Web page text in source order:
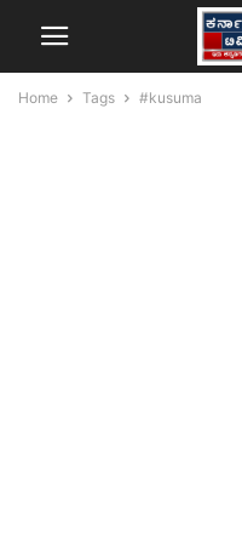
Home Tags #kusuma